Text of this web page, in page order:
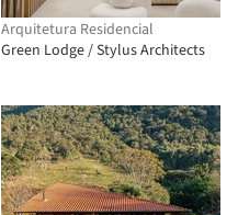
Arquitetura Residencial
Green Lodge / Stylus Architects